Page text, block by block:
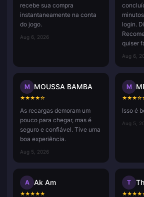
recebe sua compra
instantaneamente na conta
do jogo.
Aug 6, 2026
login.
quiser
Aug 6,
M MOUSSA BAMBA
★★★★☆
As recargas demoram um
pouco para chegar, mas é
seguro e confiável. Tive uma
boa experiência.
Aug 5, 2026
M
★★★☆
Isso é
Aug 5,
A Ak Am
★★★★★
T
★★★★